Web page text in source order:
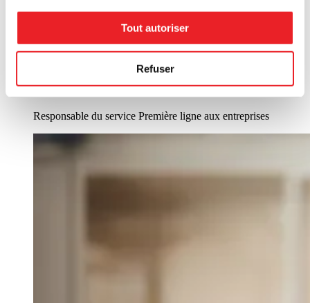
Tout autoriser
Refuser
Gilbert Cadieux
Responsable du service Première ligne aux entreprises